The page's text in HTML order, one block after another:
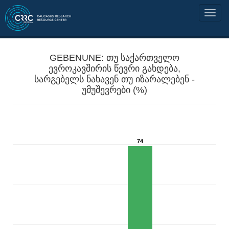
GEBENUNE: თუ საქართველო
ევროკავშირის წევრი გახდება,
სარგებელს ნახავენ თუ იზარალებენ -
უმუშევრები (%)
74